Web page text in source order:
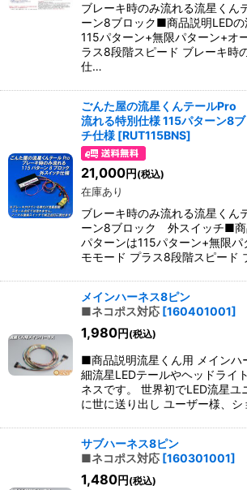
ブレーキ時のみ流れる流星くん
ーン8ブロック■商品説明LEDの
115パターン+無限パターン+オ
ラス8段階スピード ブレーキ時
仕…
ごんた屋の流星くんテールPro
流れる特別仕様 115パターン8
チ仕様 [RUT115BNS]
21,000円 (税込)
在庫あり
ブレーキ時のみ流れる流星くん
ーン8ブロック 外スイッチ■商
パターンは115パターン+無限
モモード プラス8段階スピード
メインハーネス8ピン
■ネコポス対応 [160401001]
1,980円 (税込)
■商品説明流星くん用 メイン
細流星LEDテールやヘッドライ
ネスです。 世界初でLED流星
に世に送り出し ユーザー様、
サブハーネス8ピン
■ネコポス対応 [160301001]
1,480円 (税込)